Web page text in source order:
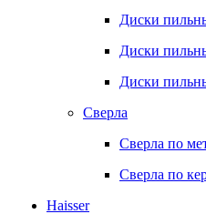
Диски
Диски
Диски
Сверла
Сверла по
Сверла по
Haisser